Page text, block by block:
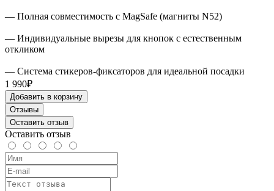
— Полная совместимость с MagSafe (магниты N52)
— Индивидуальные вырезы для кнопок с естественным
откликом
— Система стикеров-фиксаторов для идеальной посадки
1 990₽
Добавить в корзину
Отзывы
Оставить отзыв
Оставить отзыв